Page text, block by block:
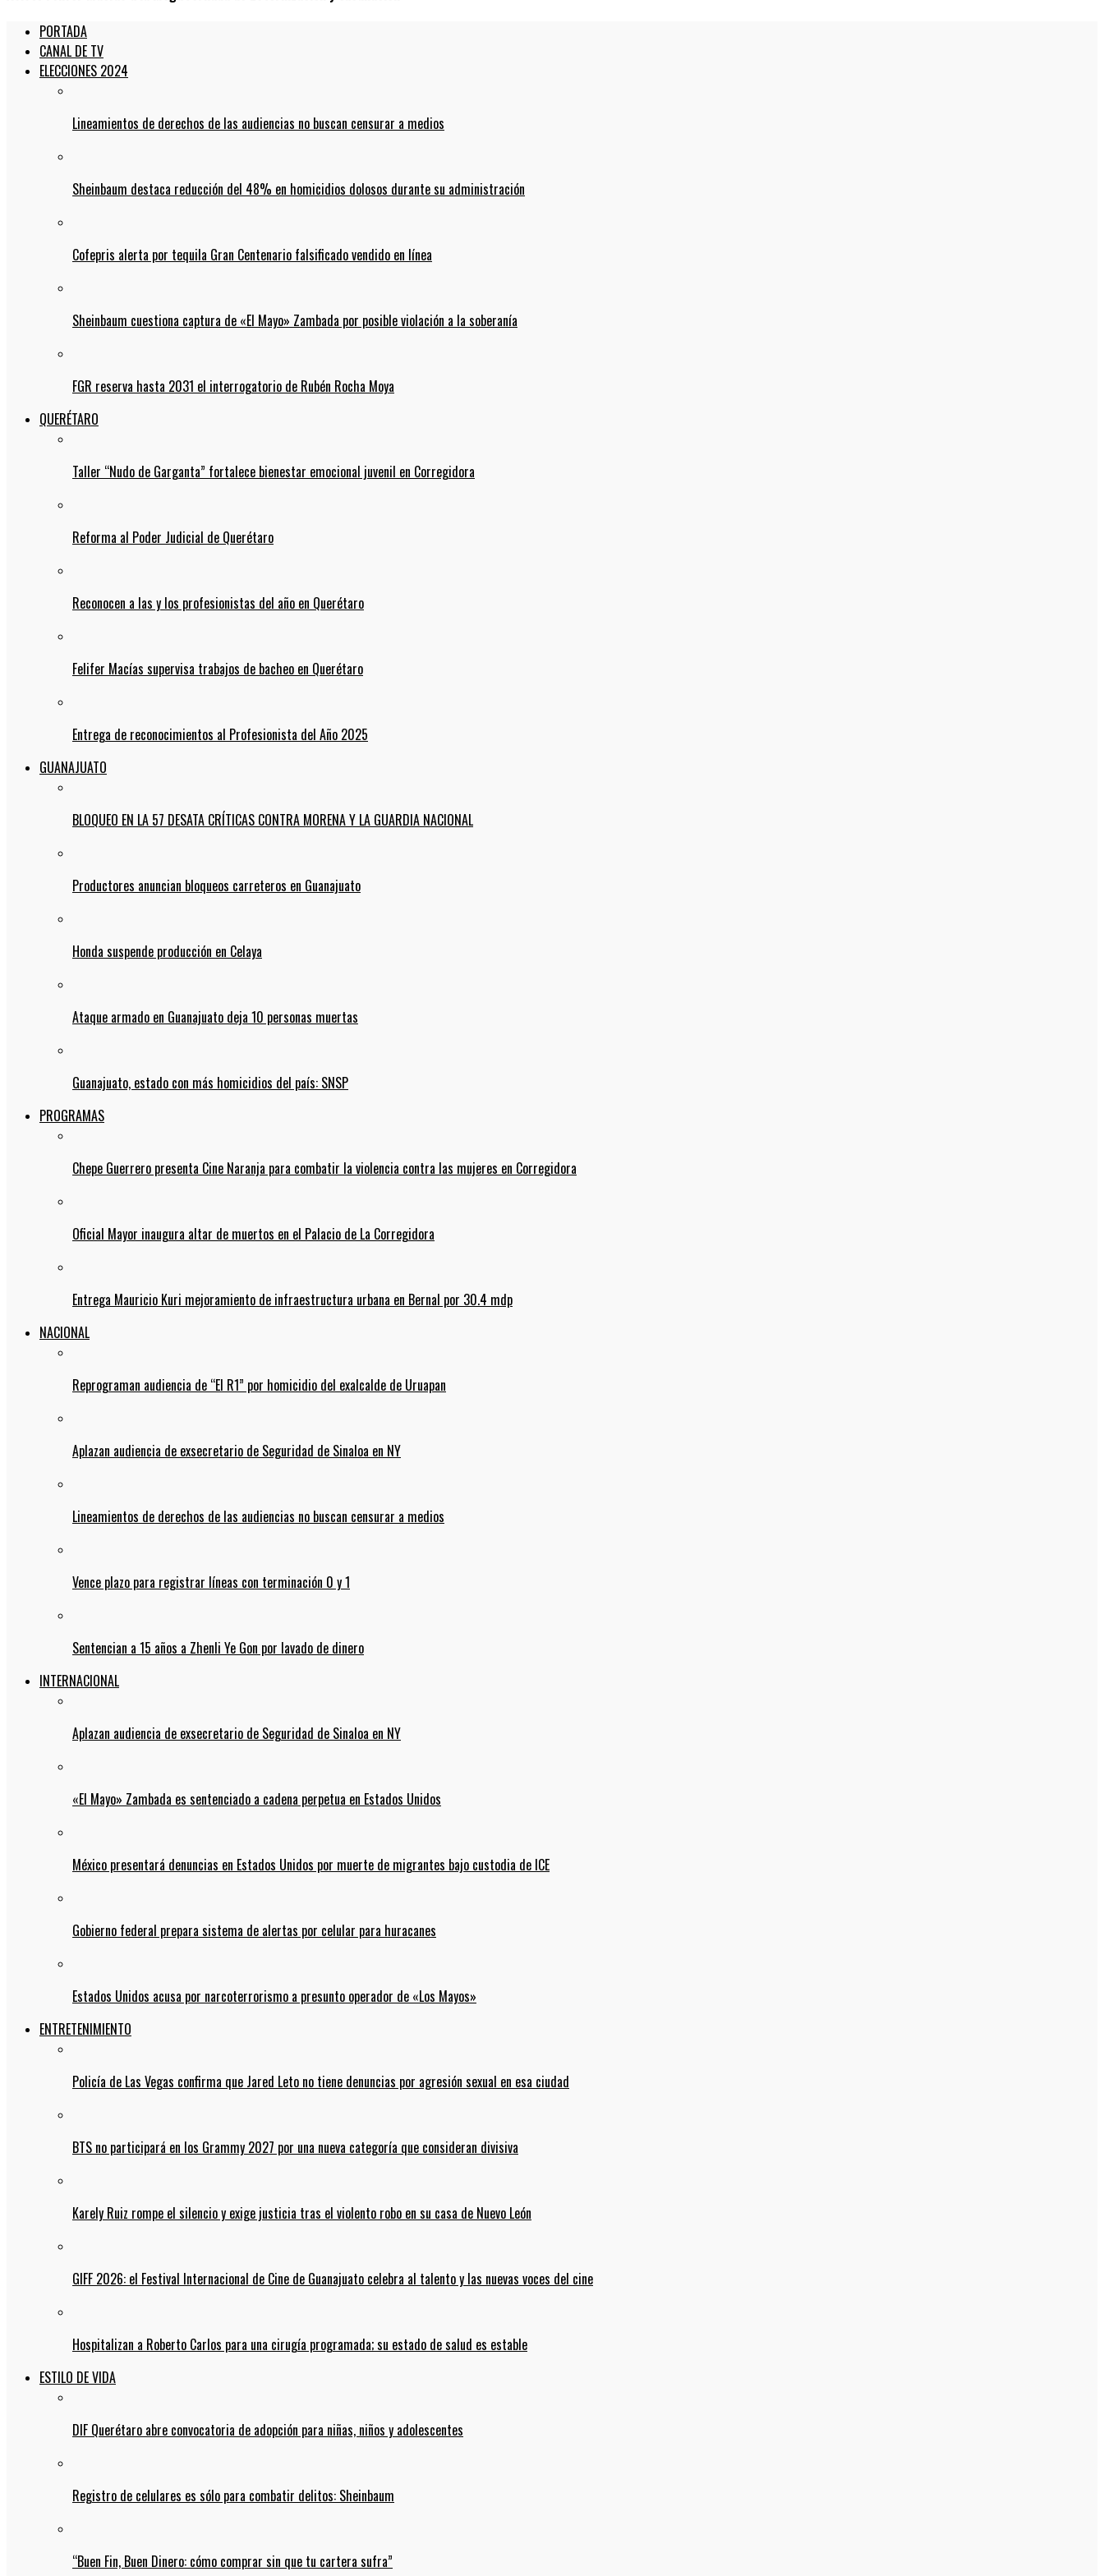
PORTADA
CANAL DE TV
ELECCIONES 2024
Lineamientos de derechos de las audiencias no buscan censurar a medios
Sheinbaum destaca reducción del 48% en homicidios dolosos durante su administración
Cofepris alerta por tequila Gran Centenario falsificado vendido en línea
Sheinbaum cuestiona captura de «El Mayo» Zambada por posible violación a la soberanía
FGR reserva hasta 2031 el interrogatorio de Rubén Rocha Moya
QUERÉTARO
Taller “Nudo de Garganta” fortalece bienestar emocional juvenil en Corregidora
Reforma al Poder Judicial de Querétaro
Reconocen a las y los profesionistas del año en Querétaro
Felifer Macías supervisa trabajos de bacheo en Querétaro
Entrega de reconocimientos al Profesionista del Año 2025
GUANAJUATO
BLOQUEO EN LA 57 DESATA CRÍTICAS CONTRA MORENA Y LA GUARDIA NACIONAL
Productores anuncian bloqueos carreteros en Guanajuato
Honda suspende producción en Celaya
Ataque armado en Guanajuato deja 10 personas muertas
Guanajuato, estado con más homicidios del país: SNSP
PROGRAMAS
Chepe Guerrero presenta Cine Naranja para combatir la violencia contra las mujeres en Corregidora
Oficial Mayor inaugura altar de muertos en el Palacio de La Corregidora
Entrega Mauricio Kuri mejoramiento de infraestructura urbana en Bernal por 30.4 mdp
NACIONAL
Reprograman audiencia de “El R1” por homicidio del exalcalde de Uruapan
Aplazan audiencia de exsecretario de Seguridad de Sinaloa en NY
Lineamientos de derechos de las audiencias no buscan censurar a medios
Vence plazo para registrar líneas con terminación 0 y 1
Sentencian a 15 años a Zhenli Ye Gon por lavado de dinero
INTERNACIONAL
Aplazan audiencia de exsecretario de Seguridad de Sinaloa en NY
«El Mayo» Zambada es sentenciado a cadena perpetua en Estados Unidos
México presentará denuncias en Estados Unidos por muerte de migrantes bajo custodia de ICE
Gobierno federal prepara sistema de alertas por celular para huracanes
Estados Unidos acusa por narcoterrorismo a presunto operador de «Los Mayos»
ENTRETENIMIENTO
Policía de Las Vegas confirma que Jared Leto no tiene denuncias por agresión sexual en esa ciudad
BTS no participará en los Grammy 2027 por una nueva categoría que consideran divisiva
Karely Ruiz rompe el silencio y exige justicia tras el violento robo en su casa de Nuevo León
GIFF 2026: el Festival Internacional de Cine de Guanajuato celebra al talento y las nuevas voces del cine
Hospitalizan a Roberto Carlos para una cirugía programada; su estado de salud es estable
ESTILO DE VIDA
DIF Querétaro abre convocatoria de adopción para niñas, niños y adolescentes
Registro de celulares es sólo para combatir delitos: Sheinbaum
“Buen Fin, Buen Dinero: cómo comprar sin que tu cartera sufra”